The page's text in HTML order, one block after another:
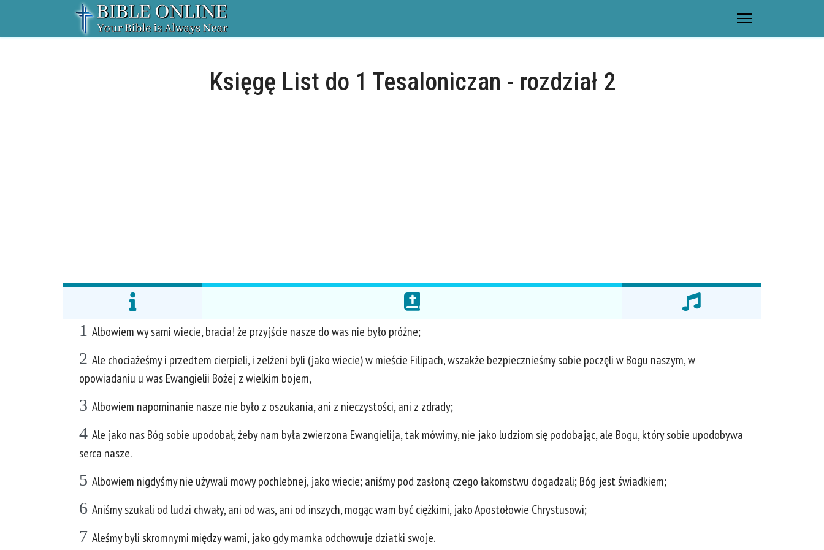
Księgę List do 1 Tesaloniczan - rozdział 2
1 Albowiem wy sami wiecie, bracia! że przyjście nasze do was nie było próżne;
2 Ale chociażeśmy i przedtem cierpieli, i zelżeni byli (jako wiecie) w mieście Filipach, wszakże bezpiecznieśmy sobie poczęli w Bogu naszym, w
opowiadaniu u was Ewangielii Bożej z wielkim bojem,
3 Albowiem napominanie nasze nie było z oszukania, ani z nieczystości, ani z zdrady;
4 Ale jako nas Bóg sobie upodobał, żeby nam była zwierzona Ewangielija, tak mówimy, nie jako ludziom się podobając, ale Bogu, który sobie upodobywa
serca nasze.
5 Albowiem nigdyśmy nie używali mowy pochlebnej, jako wiecie; aniśmy pod zasłoną czego łakomstwu dogadzali; Bóg jest świadkiem;
6 Aniśmy szukali od ludzi chwały, ani od was, ani od inszych, mogąc wam być ciężkimi, jako Apostołowie Chrystusowi;
7 Aleśmy byli skromnymi między wami, jako gdy mamka odchowuje dziatki swoje.